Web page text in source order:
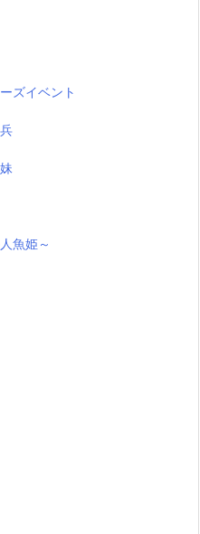
ズイベント
魚姫～